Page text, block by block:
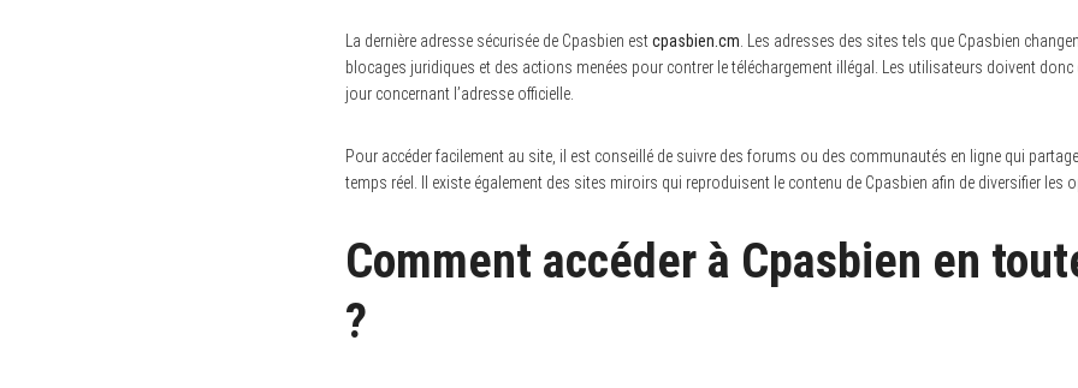
La dernière adresse sécurisée de Cpasbien estcpasbien.cm . Les adresses des sites tels que Cpasbien
blocages juridiques et des actions menées pour contrer le téléchargement illégal. Les utilisateurs doivent
jour concernant l’adresse officielle.
Pour accéder facilement au site, il est conseillé de suivre des forums ou des communautés en ligne qui
temps réel. Il existe également des sites miroirs qui reproduisent le contenu de Cpasbien afin de diversifier les
Comment accéder à Cpasbien en
?